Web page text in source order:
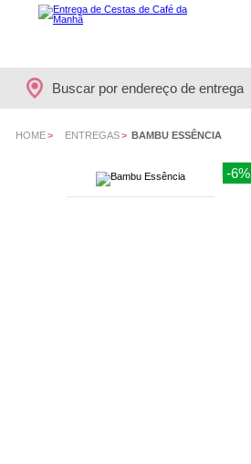
Buscar por endereço de entrega
HOME> ENTREGAS> BAMBU ESSÊNCIA
-6%